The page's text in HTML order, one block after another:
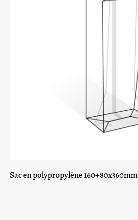
Sac en polypropylène 160+80x360mm